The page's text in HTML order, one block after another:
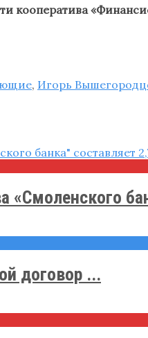
кооператива
, Игорь
договор ...